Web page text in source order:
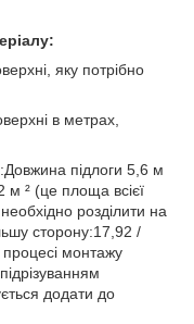
яку потрібно
в метрах,
підлоги 5,6 м
² (це площа всієї
розділити на
сторону:17,92 /
монтажу
додати до